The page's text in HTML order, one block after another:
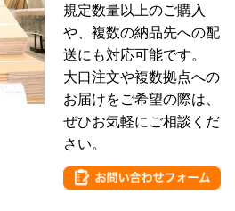
規定数量以上のご購入
や、複数の納品先への配
送にも対応可能です。
大口注文や複数拠点への
お届けをご希望の際は、
ぜひお気軽にご相談くだ
さい。